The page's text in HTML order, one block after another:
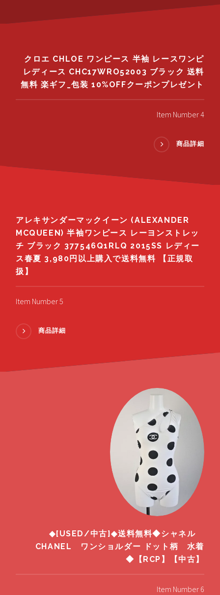
クロエ CHLOE ワンピース 半袖 レースワンピ
レディース CHC17WRO52003 ブラック 送料
無料 楽ギフ_包装 10%OFFクーポンプレゼント
Item Number 4
商品詳細
アレキサンダーマックイーン (ALEXANDER
MCQUEEN) 半袖ワンピース レーヨンストレッ
チ ブラック 377546Q1RLQ 2015SS レディー
ス春夏 3,980円以上購入で送料無料 【正規取
扱】
Item Number 5
商品詳細
◆[USED/中古]◆送料無料◆シャネル
CHANEL ワンショルダー ドット柄 水着
◆【RCP】【中古】
Item Number 6